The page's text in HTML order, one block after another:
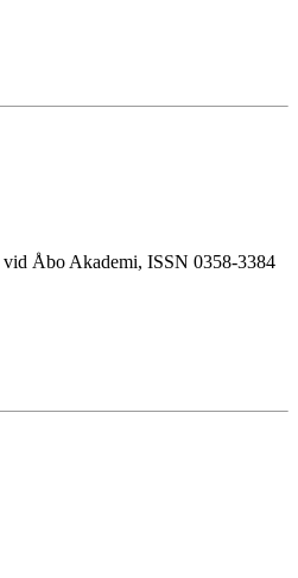
Åbo Akademi, ISSN 0358-3384